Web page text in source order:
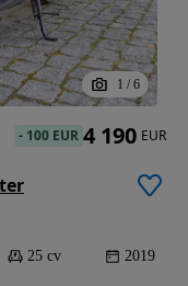
1 / 6
25 cv 2019
- 100 EUR 4 190 EUR